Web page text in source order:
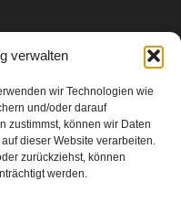
verwalten
wir Technologien wie
und/oder darauf
zustimmst, können wir Daten
dieser Website verarbeiten.
zurückziehst, können
werden.
3005
2067